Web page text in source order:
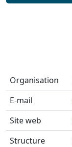
Organisation
E-mail
Site web
Structure